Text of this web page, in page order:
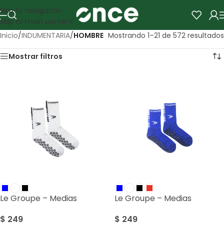
Skip to navigation
Skip to main content
Inicio/INDUMENTARIA/HOMBRE Mostrando 1–21 de 572 resultados
Mostrar filtros
Le Groupe – Medias
$ 249
Le Groupe – Medias
$ 249